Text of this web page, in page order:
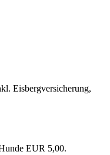
Eisbergversicherung,
EUR 5,00.